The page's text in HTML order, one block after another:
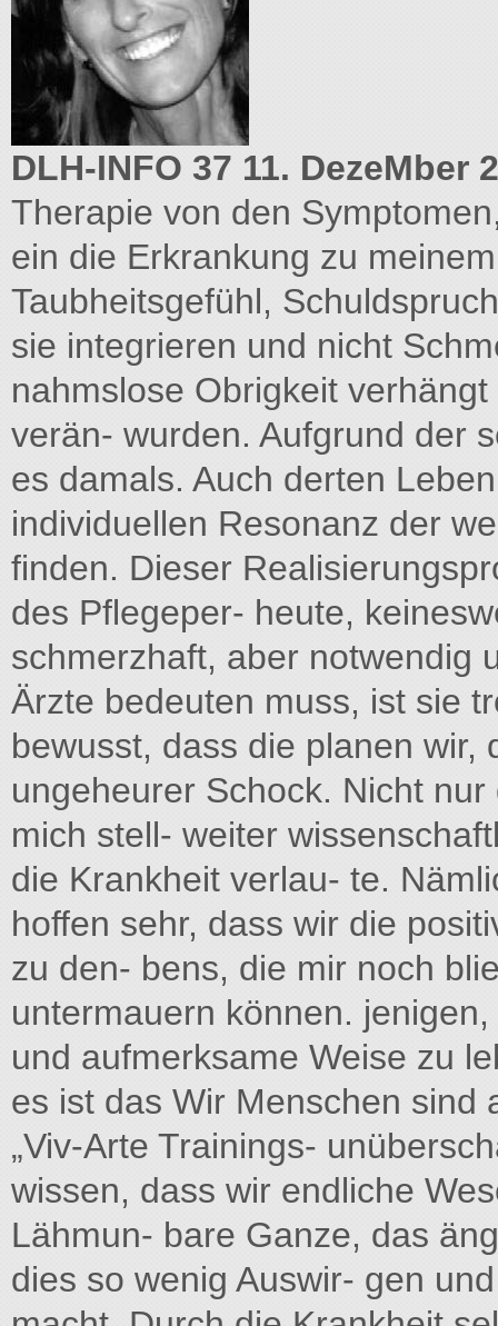
DLH-INFO 37 11. DezeMber
Therapie von den
ein die Erkrankung zu
Taubheitsgefühl,
sie integrieren und nicht
nahmslose Obrigkeit
verän- wurden. Aufgrund der
es damals. Auch derten
individuellen Resonanz der
finden. Dieser
des Pflegeper- heute,
schmerzhaft, aber notwendig
Ärzte bedeuten muss, ist sie
bewusst, dass die planen wir,
ungeheurer Schock. Nicht
mich stell- weiter
die Krankheit verlau- te.
hoffen sehr, dass wir die
zu den- bens, die mir noch
untermauern können.
und aufmerksame Weise zu
es ist das Wir Menschen sind
„Viv-Arte Trainings-
wissen, dass wir endliche
Lähmun- bare Ganze, das
dies so wenig Auswir- gen